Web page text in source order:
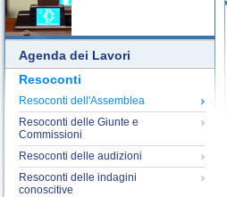
Agenda dei Lavori
Resoconti
Resoconti dell'Assemblea
Resoconti delle Giunte e
Commissioni
Resoconti delle audizioni
Resoconti delle indagini
conoscitive